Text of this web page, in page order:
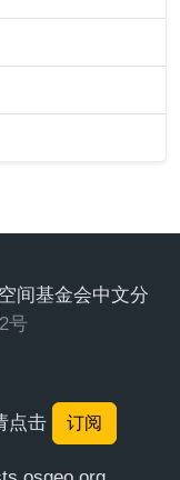
间基金会中文分
号
点击 订阅